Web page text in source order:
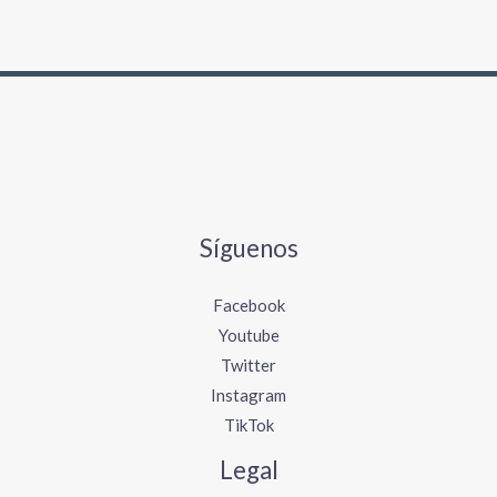
Síguenos
Facebook
Youtube
Twitter
Instagram
TikTok
Legal